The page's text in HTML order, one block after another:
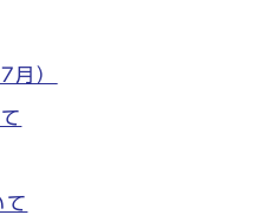
月）
て